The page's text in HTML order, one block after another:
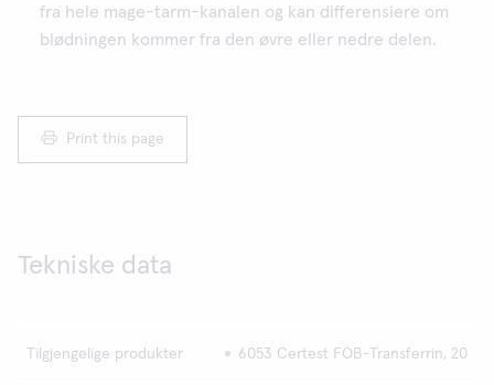
fra hele mage-tarm-kanalen og kan differensiere om
blødningen kommer fra den øvre eller nedre delen.
Print this page
Tekniske data
Tilgjengelige produkter 6053 Certest FOB-Transferrin, 20